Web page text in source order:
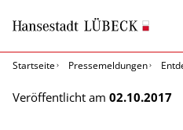
Startseite
Pressemeldungen
Veröffentlicht am 02.10.2017